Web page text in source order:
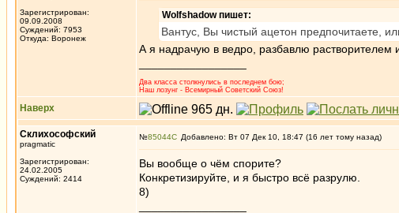
Зарегистрирован:
09.09.2008
Суждений: 7953
Откуда: Воронеж
Wolfshadow пишет:
Вантус, Вы чистый ацетон предпочитаете,
А я надрачую в ведро, разбавлю растворителем
Два класса столкнулись в последнем бою;
Наш лозунг - Всемирный Советский Союз!
Наверх
Склихософский
pragmatic
Зарегистрирован:
24.02.2005
Суждений: 2414
№85044 Добавлено: Вт 07 Дек 10, 18:47 (16 лет тому назад)
Вы вообще о чём спорите?
Конкретизируйте, и я быстро всё разрулю.
8)